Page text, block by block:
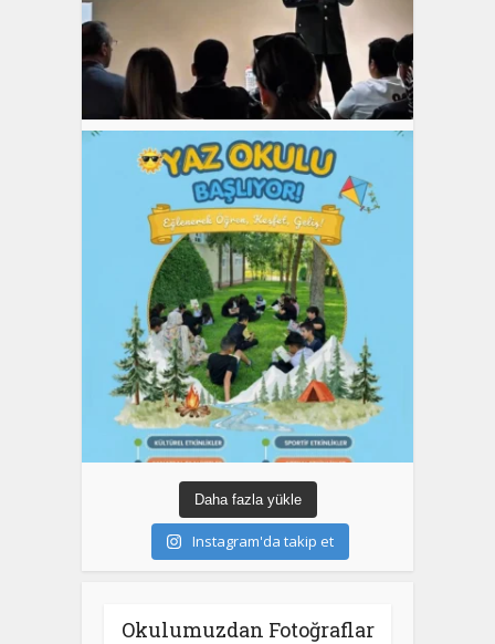
Daha fazla yükle
Instagram'da takip et
Okulumuzdan Fotoğraflar